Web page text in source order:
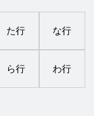
た行 な行
ら行 わ行